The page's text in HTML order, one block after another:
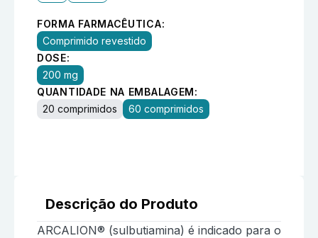
FORMA FARMACÊUTICA:
Comprimido revestido
DOSE:
200 mg
QUANTIDADE NA EMBALAGEM:
20 comprimidos
60 comprimidos
Descrição do Produto
ARCALION® (sulbutiamina) é indicado para o